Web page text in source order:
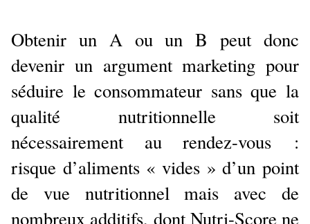
Obtenir un A ou un B peut donc
devenir un argument marketing pour
séduire le consommateur sans que la
qualité nutritionnelle soit
nécessairement au rendez-vous :
risque d’aliments « vides » d’un point
de vue nutritionnel mais avec de
nombreux additifs, dont Nutri-Score ne